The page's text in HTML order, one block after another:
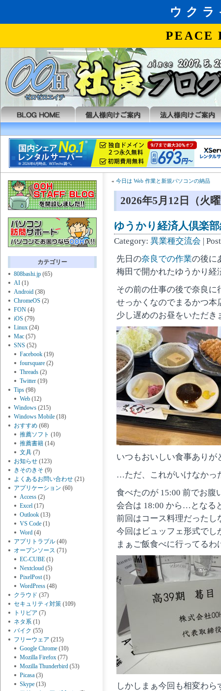
カテゴリー
808bashi.jp (65)
AI (1)
Android (38)
ChromeOS (2)
FON (4)
iOS (79)
Linux (24)
Mac (57)
SNS (52)
Facebook (19)
foursquare (2)
Threads (2)
Twitter (19)
Tips (98)
Web (12)
Windows (215)
Windows Mobile (18)
おすすめ (68)
推薦ソフト (10)
推薦書籍 (14)
文具 (7)
お知らせ (123)
きそのきそ (9)
よくあるお問い合わせ (21)
アプリケーション (60)
Access (2)
Excel (17)
Outlook (13)
VS Code (1)
Word (4)
アプリトラブル (40)
オープンソース (71)
EC-CUBE (1)
Nextcloud (5)
PixelPost(1)
WordPress (48)
クラウド (37)
セキュリティ対策 (109)
トリビア (7)
ネタ系 (1)
バイク (55)
フリーウェア (215)
Google Chrome (10)
Mozilla Firefox (77)
Mozilla Thunderbird (53)
Picasa (3)
Skype (13)
« 今日は Web 作業と新規パソコンの納品
2026年5月12日（火
ゆうかり経済人倶楽
Category: 異業種交流会 |
先日の奈良での作業の後に
梅田で開かれたゆうかり
その前の仕事の後で奈良に
せっかくなのでまるかつ本
少し遅めのお昼をいただき
いつもおいしい食事ありが
…ただ、これがいけなか
食べたのが 15:00 前でお腹
会合は 18:00 から…となる
前回はコース料理だった
今回はビュッフェ形式でし
まぁご飯食べに行ってる
しかしまぁ今回も相変わら